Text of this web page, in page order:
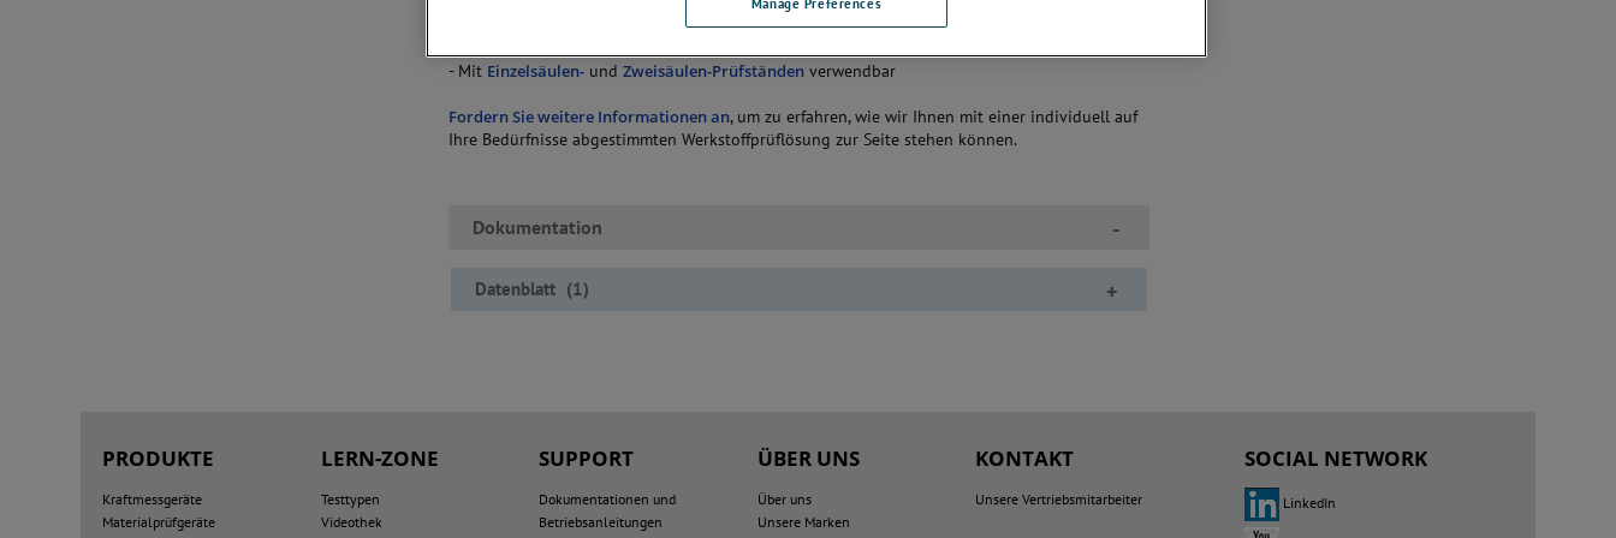
- Mit Einzelsäulen- undZweisäulen-Prüfständen verwendbar
Fordern Sie weitere Informationen an, um zu erfahren, wie wir Ihnen mit einer individuell auf
Ihre Bedürfnisse abgestimmten Werkstoffprüflösung zur Seite stehen können.
Dokumentation -
Datenblatt (1) +
PRODUKTE
Kraftmessgeräte
Materialprüfgeräte
LERN-ZONE
Testtypen
Videothek
SUPPORT
Dokumentationen und
Betriebsanleitungen
ÜBER UNS
Über uns
Unsere Marken
KONTAKT
Unsere Vertriebsmitarbeiter
SOCIAL NETWORK
LinkedIn